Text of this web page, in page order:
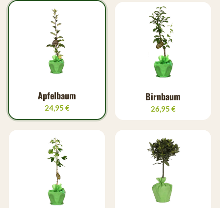
Apfelbaum
24,95 €
Birnbaum
26,95 €